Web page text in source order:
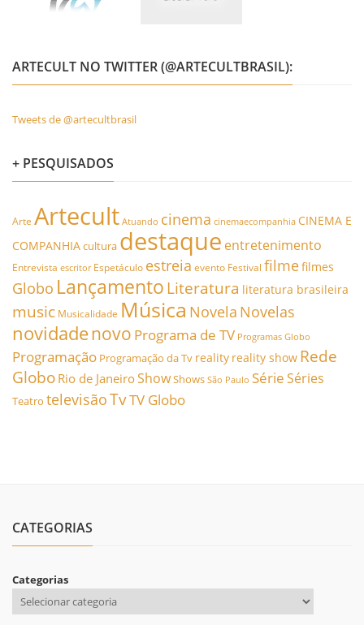
ARTECULT NO TWITTER (@ARTECULTBRASIL):
Tweets de @artecultbrasil
+ PESQUISADOS
Arte Artecult Atuando cinema cinemaecompanhia CINEMA E
COMPANHIAcultura destaque entretenimento
Entrevista escritor Espetáculo estreia evento Festival filmefilmes
Globo Lançamento Literatura literatura brasileira
music Musicalidade Música Novela Novelas
novidadenovo Programa de TV Programas Globo
Programação Programação da Tv reality reality show Rede
Globo Rio de JaneiroShowShows São Paulo SérieSéries
Teatro televisãoTvTV Globo
CATEGORIAS
Categorias